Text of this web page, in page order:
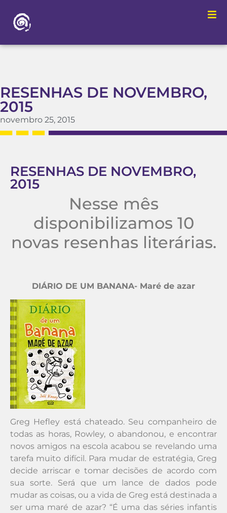
RESENHAS DE NOVEMBRO,
2015
novembro 25, 2015
RESENHAS DE NOVEMBRO,
2015
Nesse mês
disponibilizamos 10
novas resenhas literárias.
DIÁRIO DE UM BANANA- Maré de azar
Greg Hefley está chateado. Seu companheiro de
todas as horas, Rowley, o abandonou, e encontrar
novos amigos na escola acabou se revelando uma
tarefa muito difícil. Para mudar de estratégia, Greg
decide arriscar e tomar decisões de acordo com
sua sorte. Será que um lance de dados pode
mudar as coisas, ou a vida de Greg está destinada a
ser uma maré de azar? “É uma das séries infantis